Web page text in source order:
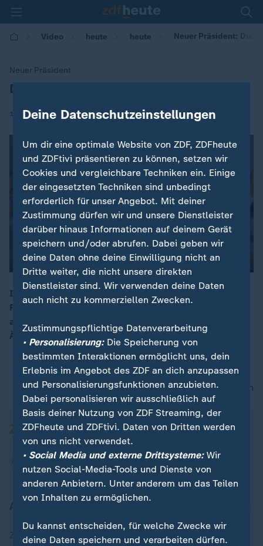
Video heute heute Neuer Präsident:
Neuer Präsident
:Duque gewinnt Wahl in Kolumbien
18.06.2018 | 07:59
00:04
In Kolumbien hat Ivan Duque die Stichwahl um das
Präsidentenamt gewonnen. Der 41-Jährige kündigte
an, am Friedensvertrag mit der Farc-Guerilla
Änderungen vorzunehmen.
nach oben
Zuletzt veröffentlicht
Deine Datenschutzeinstellungen
Um dir eine optimale Website von ZDF, ZDFheute
und ZDFtivi präsentieren zu können, setzen wir
Cookies und vergleichbare Techniken ein. Einige
der eingesetzten Techniken sind unbedingt
erforderlich für unser Angebot. Mit deiner
Zustimmung dürfen wir und unsere Dienstleister
darüber hinaus Informationen auf deinem Gerät
speichern und/oder abrufen. Dabei geben wir
deine Daten ohne deine Einwilligung nicht an
Dritte weiter, die nicht unsere direkten
Dienstleister sind. Wir verwenden deine Daten
auch nicht zu kommerziellen Zwecken.
Zustimmungspflichtige Datenverarbeitung
• Personalisierung:Die Speicherung von
bestimmten Interaktionen ermöglicht uns, dein
Erlebnis im Angebot des ZDF an dich anzupassen
und Personalisierungsfunktionen anzubieten.
Dabei personalisieren wir ausschließlich auf
Basis deiner Nutzung von ZDF Streaming, der
ZDFheute und ZDFtivi. Daten von Dritten werden
von uns nicht verwendet.
• Social Media und externe Drittsysteme:Wir
nutzen Social-Media-Tools und Dienste von
anderen Anbietern. Unter anderem um das Teilen
von Inhalten zu ermöglichen.
Du kannst entscheiden, für welche Zwecke wir
deine Daten speichern und verarbeiten dürfen.